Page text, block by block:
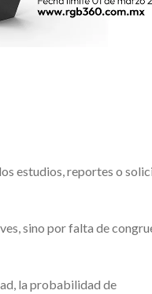
estudios, reportes o
sino por falta de
la probabilidad de